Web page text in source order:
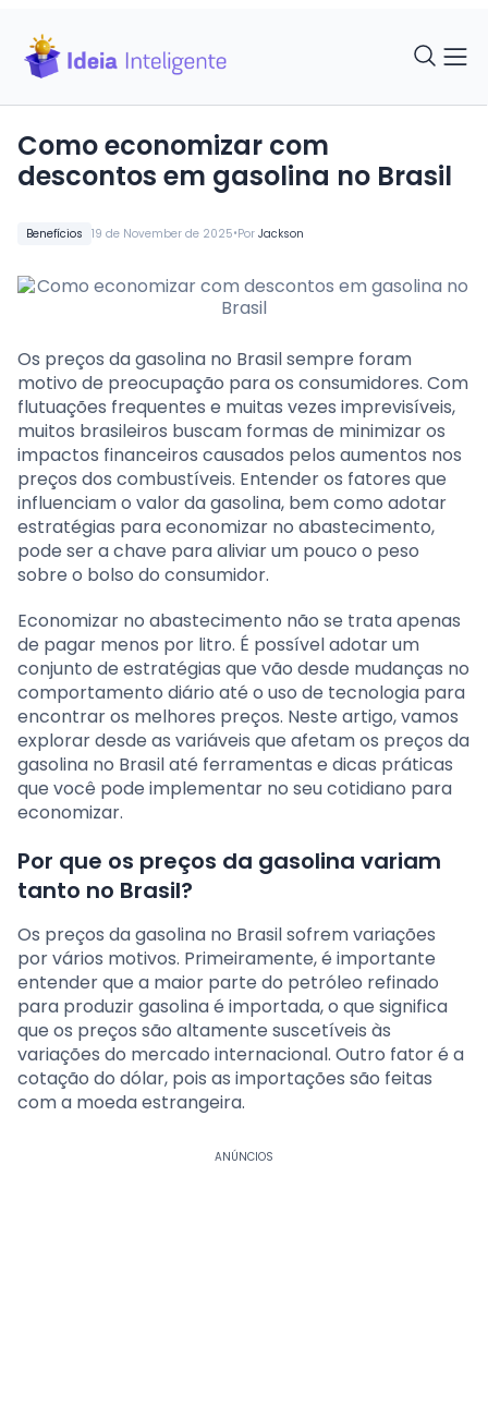
Benefícios 19 de November de 2025•Por Jackson
Como economizar com
descontos em gasolina no Brasil
Os preços da gasolina no Brasil sempre foram
motivo de preocupação para os consumidores. Com
flutuações frequentes e muitas vezes imprevisíveis,
muitos brasileiros buscam formas de minimizar os
impactos financeiros causados pelos aumentos nos
preços dos combustíveis. Entender os fatores que
influenciam o valor da gasolina, bem como adotar
estratégias para economizar no abastecimento,
pode ser a chave para aliviar um pouco o peso
sobre o bolso do consumidor.
Economizar no abastecimento não se trata apenas
de pagar menos por litro. É possível adotar um
conjunto de estratégias que vão desde mudanças no
comportamento diário até o uso de tecnologia para
encontrar os melhores preços. Neste artigo, vamos
explorar desde as variáveis que afetam os preços da
gasolina no Brasil até ferramentas e dicas práticas
que você pode implementar no seu cotidiano para
economizar.
Por que os preços da gasolina variam
tanto no Brasil?
Os preços da gasolina no Brasil sofrem variações
por vários motivos. Primeiramente, é importante
entender que a maior parte do petróleo refinado
para produzir gasolina é importada, o que significa
que os preços são altamente suscetíveis às
variações do mercado internacional. Outro fator é a
cotação do dólar, pois as importações são feitas
com a moeda estrangeira.
ANÚNCIOS